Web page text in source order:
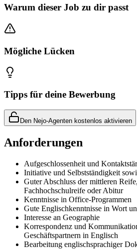
Warum dieser Job zu dir passt
Mögliche Lücken
Tipps für deine Bewerbung
Den Nejo-Agenten kostenlos aktivieren
Anforderungen
Aufgeschlossenheit und
Initiative und Selbstständigkeit
Guter Abschluss der mittleren
Fachhochschulreife oder Abitur
Kenntnisse in Office-Programmen
Gute Englischkenntnisse in Wort
Interesse an Geographie
Korrespondenz und
Geschäftspartnern in Englisch
Bearbeitung englischsprachiger